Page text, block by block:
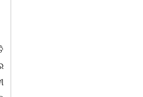
କଂଗ୍ରେସ ପକ୍ଷରୁ ରିଲିଫ
ସାମଗ୍ରୀ ବଣ୍ଟନ କରାଯାଇଥିବା
ଦେଖାଯାଇଛି । ବ୍ଲକସ୍ଥ କସପା,